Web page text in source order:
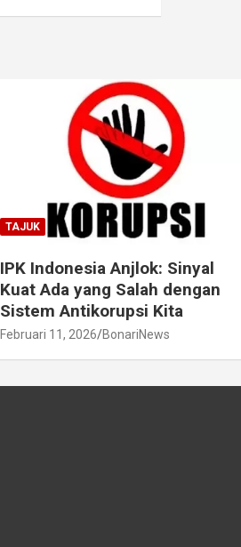
TAJUK
IPK Indonesia Anjlok: Sinyal
Kuat Ada yang Salah dengan
Sistem Antikorupsi Kita
Februari 11, 2026 BonariNews